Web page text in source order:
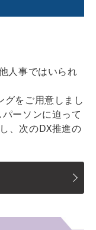
人事ではいられ
グをご用意しまし
ーソンに迫って
、次のDX推進の